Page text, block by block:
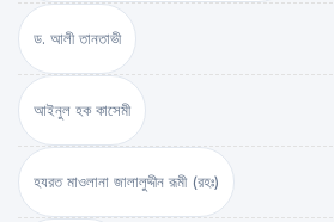
ড. আলী তানতাভী
আইনুল হক কাসেমী
হযরত মাওলানা জালালুদ্দীন রূমী (রহঃ)